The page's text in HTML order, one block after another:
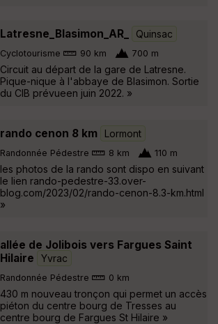
Latresne_Blasimon_AR_ Quinsac
Cyclotourisme 90 km 700 m
Circuit au départ de la gare de Latresne.
Pique-nique à l'abbaye de Blasimon. Sortie
du CIB prévueen juin 2022. »
rando cenon 8 km Lormont
Randonnée Pédestre 8 km 110 m
les photos de la rando sont dispo en suivant
le lien rando-pedestre-33.over-
blog.com/2023/02/rando-cenon-8.3-km.html
»
allée de Jolibois vers Fargues Saint
Hilaire
Yvrac
Randonnée Pédestre 0 km
430 m nouveau tronçon qui permet un accès
piéton du centre bourg de Tresses au
centre bourg de Fargues St Hilaire »